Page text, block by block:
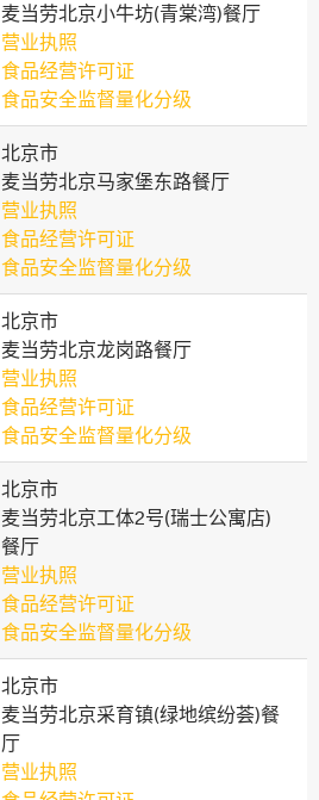
麦当劳北京小牛坊(青棠湾)餐厅
营业执照
食品经营许可证
食品安全监督量化分级
北京市
麦当劳北京马家堡东路餐厅
营业执照
食品经营许可证
食品安全监督量化分级
北京市
麦当劳北京龙岗路餐厅
营业执照
食品经营许可证
食品安全监督量化分级
北京市
麦当劳北京工体2号(瑞士公寓店)
餐厅
营业执照
食品经营许可证
食品安全监督量化分级
北京市
麦当劳北京采育镇(绿地缤纷荟)餐
厅
营业执照